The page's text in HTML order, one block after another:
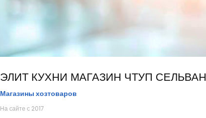
ЭЛИТ КУХНИ МАГАЗИН ЧТУП СЕЛЬВАН
Магазины хозтоваров
На сайте с 2017